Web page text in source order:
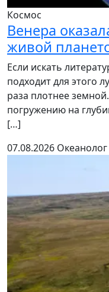
Космос
Венера
живой
Если искать
подходит для этого
раза плотнее
погружению на
[…]
07.08.2026 Океанолог